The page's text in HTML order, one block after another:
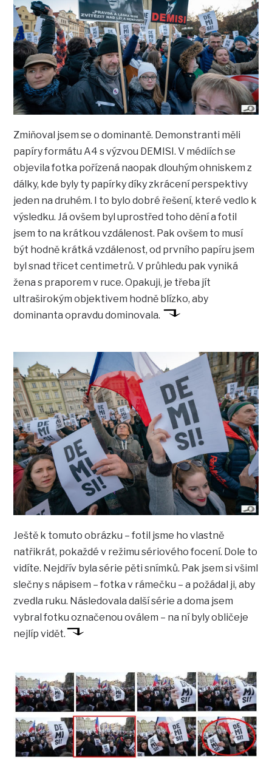
Zmiňoval jsem se o dominantě. Demonstranti měli
papíry formátu A4 s výzvou DEMISI. V médiích se
objevila fotka pořízená naopak dlouhým ohniskem z
dálky, kde byly ty papírky díky zkrácení perspektivy
jeden na druhém. I to bylo dobré řešení, které vedlo k
výsledku. Já ovšem byl uprostřed toho dění a fotil
jsem to na krátkou vzdálenost. Pak ovšem to musí
být hodně krátká vzdálenost, od prvního papíru jsem
byl snad třicet centimetrů. V průhledu pak vyniká
žena s praporem v ruce. Opakuji, je třeba jít
ultraširokým objektivem hodně blízko, aby
dominanta opravdu dominovala.
Ještě k tomuto obrázku – fotil jsme ho vlastně
natřikrát, pokaždé v režimu sériového focení. Dole to
vidíte. Nejdřív byla série pěti snímků. Pak jsem si všiml
slečny s nápisem – fotka v rámečku – a požádal ji, aby
zvedla ruku. Následovala další série a doma jsem
vybral fotku označenou oválem – na ní byly obličeje
nejlíp vidět.